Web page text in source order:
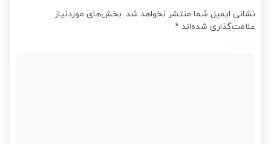
نشانی ایمیل شما منتشر نخواهد شد. بخش‌های موردنیاز
علامت‌گذاری شده‌اند *